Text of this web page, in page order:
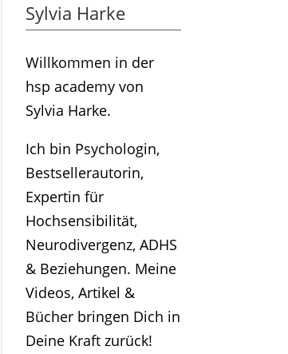
Sylvia Harke
Willkommen in der
hsp academy von
Sylvia Harke.
Ich bin Psychologin,
Bestsellerautorin,
Expertin für
Hochsensibilität,
Neurodivergenz, ADHS
& Beziehungen. Meine
Videos, Artikel &
Bücher bringen Dich in
Deine Kraft zurück!